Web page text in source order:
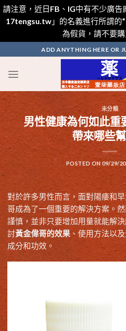
請注意，近日FB、IG中有不少廣
17tengsu.tw」的名義進行所謂的
為假貨，請不要購
to
content
ADD ANYTHING HERE OR
未分類
男性健康為何如此重
帶來哪些
POSTED ON09/29/
對於許多男性而言，面對陽痿和
哥成為了一個重要的解決方案。
謹慎，並非只要增加用量就能解
討黃金偉哥的效果 、使用方法以
成分和功效。